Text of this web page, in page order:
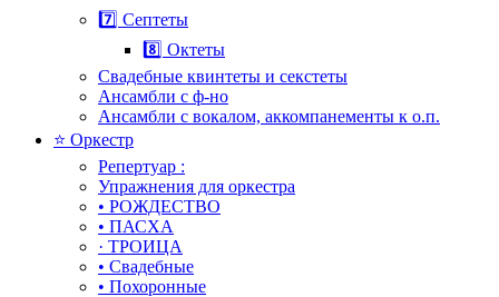
7️⃣ Септеты
8️⃣ Октеты
Свадебные квинтеты и секстеты
Ансамбли с ф-но
Ансамбли с вокалом, аккомпанементы к о.п.
⭐ Оркестр
Репертуар :
Упражнения для оркестра
• РОЖДЕСТВО
• ПАСХА
· ТРОИЦА
• Свадебные
• Похоронные